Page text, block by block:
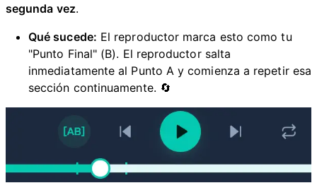
segunda vez.
Qué sucede: El reproductor marca esto como tu
"Punto Final" (B). El reproductor salta
inmediatamente al Punto A y comienza a repetir esa
sección continuamente. 🔄